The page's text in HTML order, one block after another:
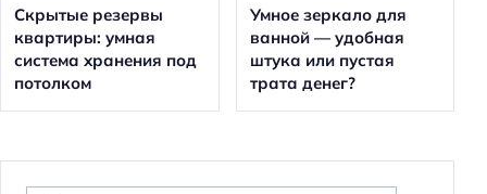
Скрытые резервы
квартиры: умная
система хранения под
потолком
Умное зеркало для
ванной — удобная
штука или пустая
трата денег?